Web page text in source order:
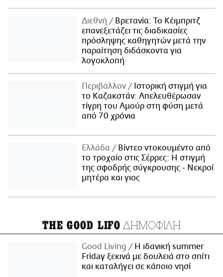
Διεθνή
Βρετανία: Το Κέιμπριτζ
επανεξετάζει τις διαδικασίες
πρόσληψης καθηγητών μετά την
παραίτηση διδάσκοντα για
λογοκλοπή
Περιβάλλον
Ιστορική στιγμή για
το Καζακστάν: Απελευθέρωσαν
τίγρη του Αμούρ στη φύση μετά
από 70 χρόνια
Ελλάδα
Βίντεο ντοκουμέντο από
το τροχαίο στις Σέρρες: Η στιγμή
της σφοδρής σύγκρουσης - Νεκροί
μητέρα και γιος
THE GOOD LIFO ΔΗΜΟΦΙΛΗ
Good Living
Η ιδανική summer
Friday ξεκινά με δουλειά στο σπίτι
και καταλήγει σε κάποιο νησί